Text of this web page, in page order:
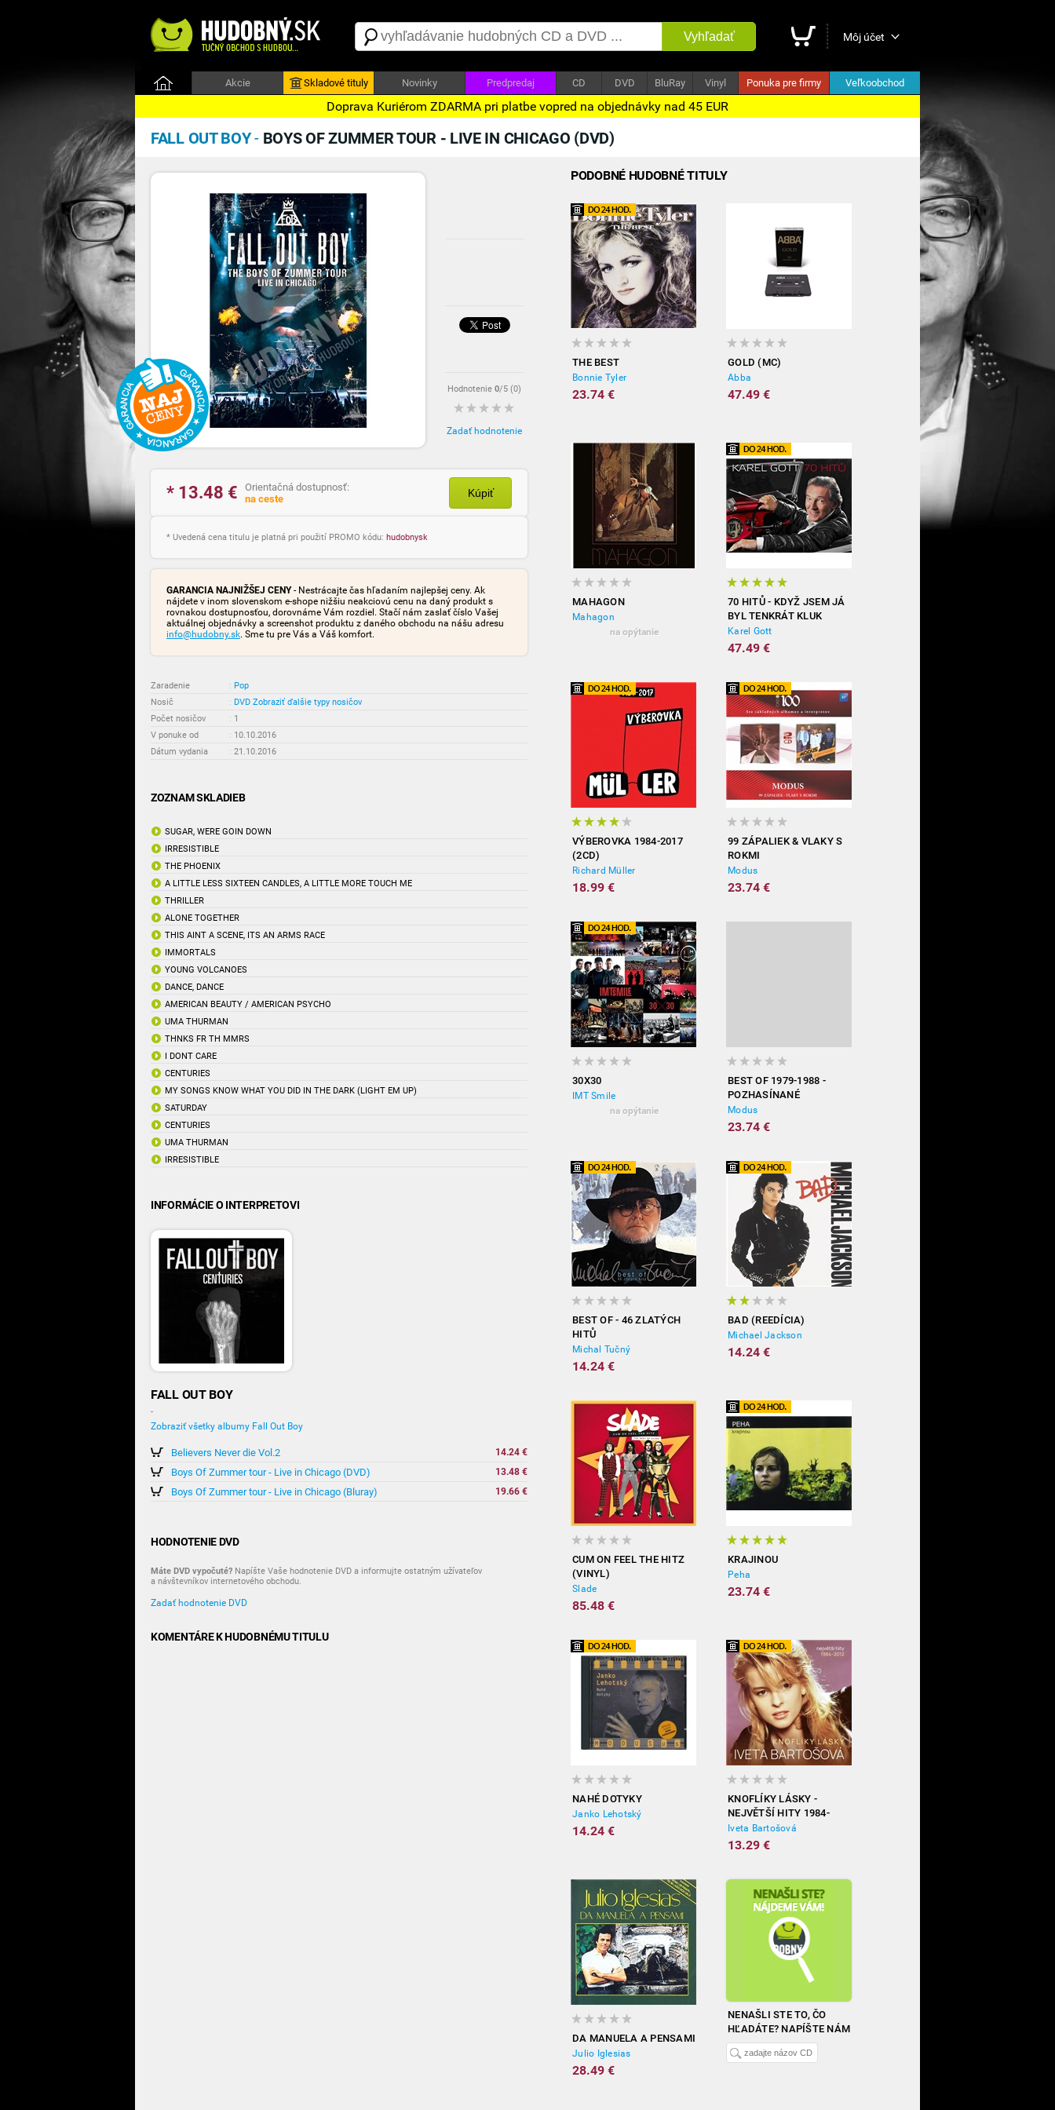
Vyhľadať Môj účet
Akcie Skladové tituly Novinky Predpredaj CD DVD BluRay Vinyl Ponuka pre firmy Veľkoobchod
Doprava Kuriérom ZDARMA pri platbe vopred na objednávky nad 45 EUR
FALL OUT BOY- BOYS OF ZUMMER TOUR - LIVE IN CHICAGO (DVD)
Hodnotenie 0/5 (0)
Zadať hodnotenie
* 13.48 €
Orientačná dostupnosť:
na ceste
Kúpiť
* Uvedená cena titulu je platná pri použití PROMO kódu: hudobnysk
GARANCIA NAJNIŽŠEJ CENY- Nestrácajte čas hľadaním najlepšej ceny. Ak
nájdete v inom slovenskom e-shope nižšiu neakciovú cenu na daný produkt s
rovnakou dostupnosťou, dorovnáme Vám rozdiel. Stačí nám zaslať číslo Vašej
aktuálnej objednávky a screenshot produktu z daného obchodu na nášu adresu
info@hudobny.sk. Sme tu pre Vás a Váš komfort.
Zaradenie : Pop
Nosič
: DVD Zobraziť ďalšie typy nosičov
Počet nosičov
: 1
V ponuke od
: 10.10.2016
Dátum vydania
: 21.10.2016
ZOZNAM SKLADIEB
SUGAR, WERE GOIN DOWN
IRRESISTIBLE
THE PHOENIX
A LITTLE LESS SIXTEEN CANDLES, A LITTLE MORE TOUCH ME
THRILLER
ALONE TOGETHER
THIS AINT A SCENE, ITS AN ARMS RACE
IMMORTALS
YOUNG VOLCANOES
DANCE, DANCE
AMERICAN BEAUTY / AMERICAN PSYCHO
UMA THURMAN
THNKS FR TH MMRS
I DONT CARE
CENTURIES
MY SONGS KNOW WHAT YOU DID IN THE DARK (LIGHT EM UP)
SATURDAY
CENTURIES
UMA THURMAN
IRRESISTIBLE
INFORMÁCIE O INTERPRETOVI
FALL OUT BOY
-
Zobraziť všetky albumy Fall Out Boy
Believers Never die Vol.2 14.24 €
Boys Of Zummer tour - Live in Chicago (DVD) 13.48 €
Boys Of Zummer tour - Live in Chicago (Bluray) 19.66 €
HODNOTENIE DVD
Máte DVD vypočuté? Napíšte Vaše hodnotenie DVD a informujte ostatným užívateľov
a návštevníkov internetového obchodu.
Zadať hodnotenie DVD
KOMENTÁRE K HUDOBNÉMU TITULU
PODOBNÉ HUDOBNÉ TITULY
THE BEST
Bonnie Tyler
23.74 €
GOLD (MC)
Abba
47.49 €
MAHAGON
Mahagon
na opýtanie
70 HITŮ - KDYŽ JSEM JÁ
BYL TENKRÁT KLUK
(3CD)
Karel Gott
47.49 €
VÝBEROVKA 1984-2017
(2CD)
Richard Müller
18.99 €
99 ZÁPALIEK & VLAKY S
ROKMI
Modus
23.74 €
30X30
IMT Smile
na opýtanie
BEST OF 1979-1988 -
POZHASÍNANÉ
Modus
23.74 €
BEST OF - 46 ZLATÝCH
HITŮ
Michal Tučný
14.24 €
BAD (REEDÍCIA)
Michael Jackson
14.24 €
CUM ON FEEL THE HITZ
(VINYL)
Slade
85.48 €
KRAJINOU
Peha
23.74 €
NAHÉ DOTYKY
Janko Lehotský
14.24 €
KNOFLÍKY LÁSKY -
NEJVĚTŠÍ HITY 1984-
2012
Iveta Bartošová
13.29 €
DA MANUELA A PENSAMI
Julio Iglesias
28.49 €
NENAŠLI STE TO, ČO
HĽADÁTE? NAPÍŠTE NÁM